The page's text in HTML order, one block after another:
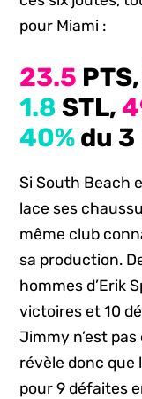
pour Miami :
23.5
1.8 STL,
40% du 3
Si South Beach
lace ses
même club
sa production.
hommes d’Erik
victoires et 10
Jimmy n’est pas
révèle donc que
pour 9 défaites